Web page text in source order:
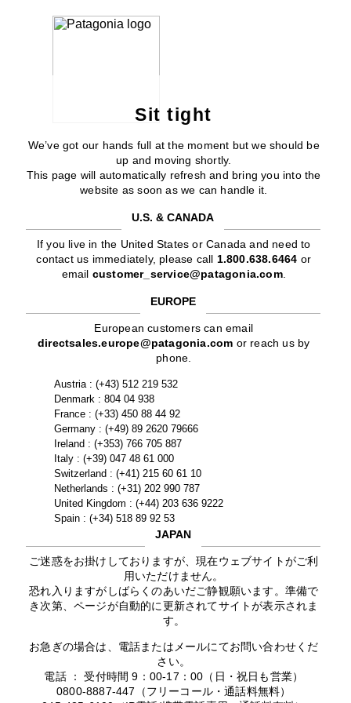
Sit tight
We’ve got our hands full at the moment but we should be
up and moving shortly.
This page will automatically refresh and bring you into the
website as soon as we can handle it.
U.S. & CANADA
If you live in the United States or Canada and need to
contact us immediately, please call 1.800.638.6464 or
email customer_service@patagonia.com.
EUROPE
European customers can email
directsales.europe@patagonia.com or reach us by
phone.
Austria : (+43) 512 219 532
Denmark : 804 04 938
France : (+33) 450 88 44 92
Germany : (+49) 89 2620 79666
Ireland : (+353) 766 705 887
Italy : (+39) 047 48 61 000
Switzerland : (+41) 215 60 61 10
Netherlands : (+31) 202 990 787
United Kingdom : (+44) 203 636 9222
Spain : (+34) 518 89 92 53
JAPAN
ご迷惑をお掛けしておりますが、現在ウェブサイトがご利
用いただけません。
恐れ入りますがしばらくのあいだご静観願います。準備で
き次第、ページが自動的に更新されてサイトが表示されま
す。
お急ぎの場合は、電話またはメールにてお問い合わせくだ
さい。
電話 ： 受付時間 9：00-17：00（日・祝日も営業）
0800-8887-447（フリーコール・通話料無料）